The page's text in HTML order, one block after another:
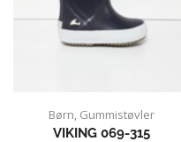
Børn, Gummistøvler
VIKING 069-315